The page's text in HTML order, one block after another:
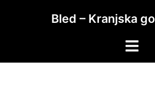
Bled – Kranjska
Toggle